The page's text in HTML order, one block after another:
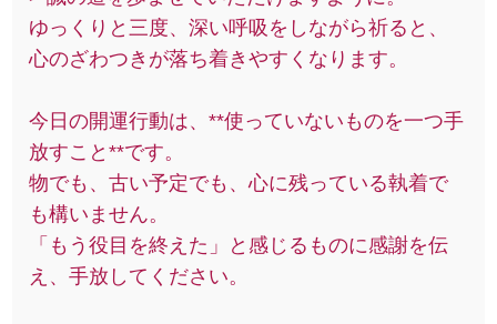
ゆっくりと三度、深い呼吸をしながら祈ると、
心のざわつきが落ち着きやすくなります。
今日の開運行動は、**使っていないものを一つ手
放すこと**です。
物でも、古い予定でも、心に残っている執着で
も構いません。
「もう役目を終えた」と感じるものに感謝を伝
え、手放してください。